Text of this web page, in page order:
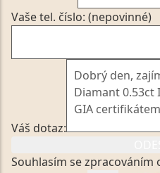
Vaše tel. číslo: (nepovinné)
Váš dotaz:
Souhlasím se zpracováním